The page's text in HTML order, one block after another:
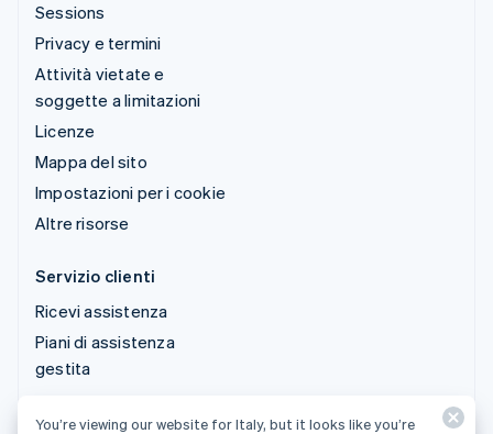
Sessions
Privacy e termini
Attività vietate e
soggette a limitazioni
Licenze
Mappa del sito
Impostazioni per i cookie
Altre risorse
Servizio clienti
Ricevi assistenza
Piani di assistenza
gestita
© 2026 Stripe, LLC
You’re viewing our website for Italy, but it looks like you’re